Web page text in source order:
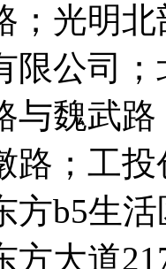
；光明
限公司
与魏武
路；工
方b5生
方大道